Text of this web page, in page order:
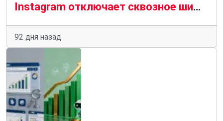
Instagram отключает сквозное шифрование личных сообщений: почему это вызывает тревогу
92 дня назад